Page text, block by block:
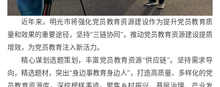
近年来，明光市将强化党员教育资源建设作为提升党员教育质
量和效果的重要途径，坚持“三链协同”，推动党员教育资源建设提质
增效，为党员教育注入新活力。
精心谋划选题策划，丰富党员教育资源“供应链”。坚持需求导
向，精选题材，突出“身边事教育身边人”，打造高质量、多样化的党